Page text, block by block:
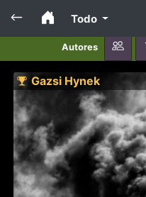
Autores
Todo
Gazsi Hynek